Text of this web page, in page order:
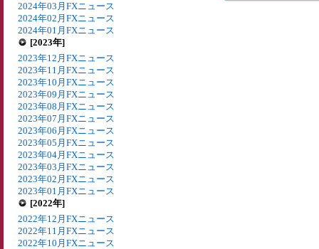
2024年03月FXニュース
2024年02月FXニュース
2024年01月FXニュース
[2023年]
2023年12月FXニュース
2023年11月FXニュース
2023年10月FXニュース
2023年09月FXニュース
2023年08月FXニュース
2023年07月FXニュース
2023年06月FXニュース
2023年05月FXニュース
2023年04月FXニュース
2023年03月FXニュース
2023年02月FXニュース
2023年01月FXニュース
[2022年]
2022年12月FXニュース
2022年11月FXニュース
2022年10月FXニュース